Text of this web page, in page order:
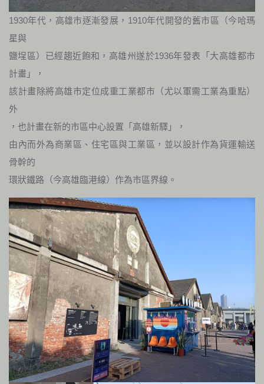
1930年代，高雄市逐漸發展，1910年代開發的舊市區（今哈瑪
星與
鹽埕區）已經趨近飽和，高雄州遂於1936年發表「大高雄都市
計畫」，
該計畫除將高雄市定位成重工業都市（尤以軍需工業為重點）
外
，也計畫在新的市區中心設置「高雄新驛」，
由內而外為商業區、住宅區與工業區，並以設計作為貨運輸送
骨幹的
環狀鐵路（今高雄臨港線）作為市區界線。